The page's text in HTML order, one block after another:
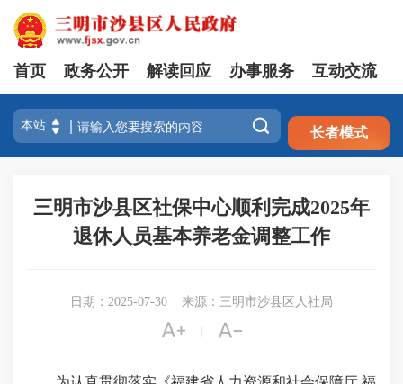
注册 登录
首页 政务公开 解读回应 办事服务 互动交流
 长者模式
三明市沙县区社保中心顺利完成2025年
退休人员基本养老金调整工作
日期：2025-07-30 来源：三明市沙县区人社局
 